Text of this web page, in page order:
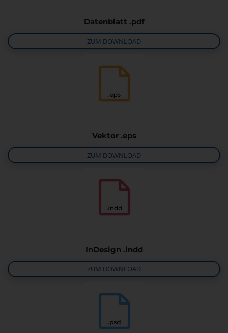
Datenblatt .pdf
ZUM DOWNLOAD
Vektor .eps
ZUM DOWNLOAD
InDesign .indd
ZUM DOWNLOAD